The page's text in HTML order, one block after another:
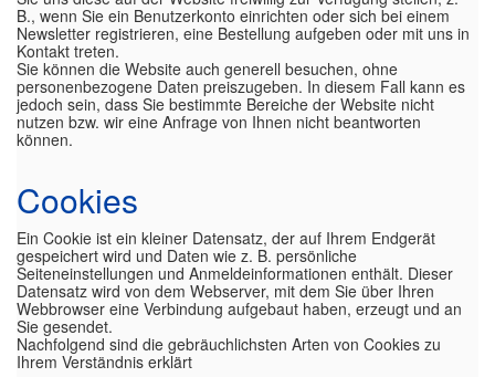
B., wenn Sie ein Benutzerkonto einrichten oder sich bei einem
Newsletter registrieren, eine Bestellung aufgeben oder mit uns in
Kontakt treten.
Sie können die Website auch generell besuchen, ohne
personenbezogene Daten preiszugeben. In diesem Fall kann es
jedoch sein, dass Sie bestimmte Bereiche der Website nicht
nutzen bzw. wir eine Anfrage von Ihnen nicht beantworten
können.
Cookies
Ein Cookie ist ein kleiner Datensatz, der auf Ihrem Endgerät
gespeichert wird und Daten wie z. B. persönliche
Seiteneinstellungen und Anmeldeinformationen enthält. Dieser
Datensatz wird von dem Webserver, mit dem Sie über Ihren
Webbrowser eine Verbindung aufgebaut haben, erzeugt und an
Sie gesendet.
Nachfolgend sind die gebräuchlichsten Arten von Cookies zu
Ihrem Verständnis erklärt